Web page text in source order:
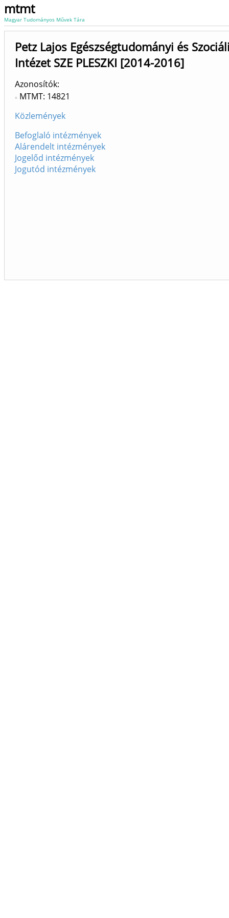
mtmt
Magyar Tudományos Művek Tára
Petz Lajos Egészségtudományi és
Intézet SZE PLESZKI [2014-2016]
Azonosítók
MTMT: 14821
Közlemények
Befoglaló intézmények
Alárendelt intézmények
Jogelőd intézmények
Jogutód intézmények